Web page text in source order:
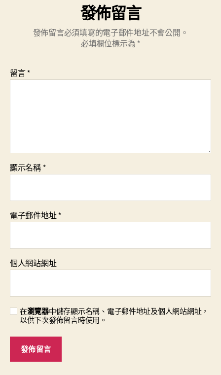
發佈留言
發佈留言必須填寫的電子郵件地址不會公開。
必填欄位標示為 *
留言*
顯示名稱*
電子郵件地址*
個人網站網址
在瀏覽器中儲存顯示名稱、電子郵件地址及個人網站網址，
以供下次發佈留言時使用。